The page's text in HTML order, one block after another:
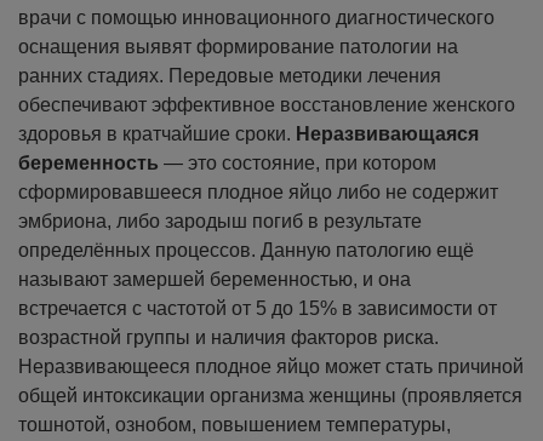
врачи с помощью инновационного диагностического
оснащения выявят формирование патологии на
ранних стадиях. Передовые методики лечения
обеспечивают эффективное восстановление женского
здоровья в кратчайшие сроки. Неразвивающаяся
беременность — это состояние, при котором
сформировавшееся плодное яйцо либо не содержит
эмбриона, либо зародыш погиб в результате
определённых процессов. Данную патологию ещё
называют замершей беременностью, и она
встречается с частотой от 5 до 15% в зависимости от
возрастной группы и наличия факторов риска.
Неразвивающееся плодное яйцо может стать причиной
общей интоксикации организма женщины (проявляется
тошнотой, ознобом, повышением температуры,